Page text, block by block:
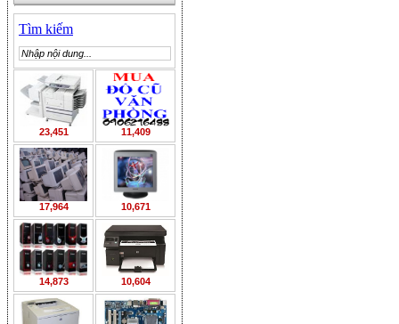
Tìm kiếm
23,451 11,409
17,964 10,671
14,873 10,604